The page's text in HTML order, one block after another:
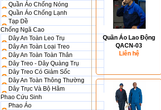
Quần Áo Chống Nóng
Quần Áo Chống Lạnh
Tạp Dề
Chống Ngã Cao
Dây An Toàn Leo Trụ
Dây An Toàn Loại Treo
Dây An Toàn Toàn Thân
Dây Treo - Dây Quàng Trụ
Dây Treo Có Giảm Sốc
Dây An Toàn Thông Thường
Dây Trục Và Bộ Hãm
Phao Cứu Sinh
Phao Áo
Quần Áo Lao Động
QACN-03
Liên hệ